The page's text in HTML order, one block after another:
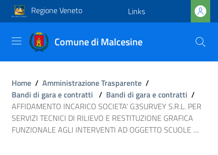
Regione Veneto Links
Comune di Malcesine
Home / Amministrazione Trasparente /
Bandi di gara e contratti / Bandi di gara e contratti /
AFFIDAMENTO INCARICO SOCIETA' G3SURVEY S.R.L. PER
SERVIZI TECNICI DI RILIEVO E RESTITUZIONE GRAFICA
FUNZIONALE AGLI INTERVENTI AD OGGETTO SCUOLE ....